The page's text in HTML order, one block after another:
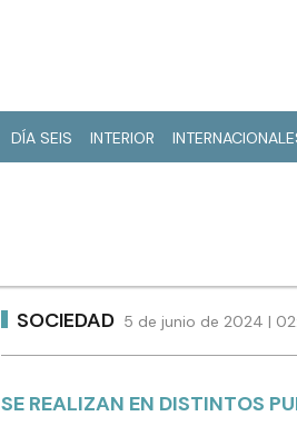
DÍA SEIS INTERIOR
SOCIEDAD 5 de junio de 2024 |
SE REALIZAN EN DISTINTOS